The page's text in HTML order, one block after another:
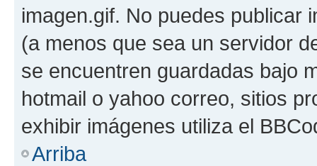
imagen.gif. No puedes publicar
(a menos que sea un servidor
se encuentren guardadas bajo
hotmail o yahoo correo, sitios
exhibir imágenes utiliza el
Arriba